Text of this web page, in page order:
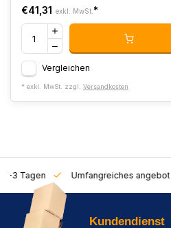
€41,31 exkl. MwSt. *
Vergleichen
* exkl. MwSt. zzgl. Versandkosten
1-3 Tagen Umfangreiches angebot
Kundendienst